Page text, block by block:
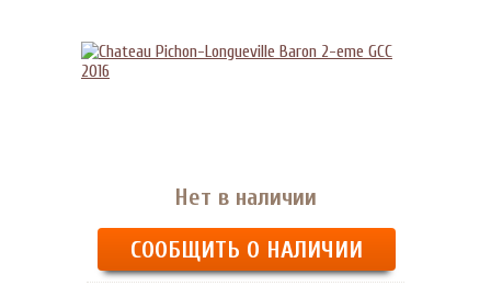
Нет в наличии
СООБЩИТЬ О НАЛИЧИИ